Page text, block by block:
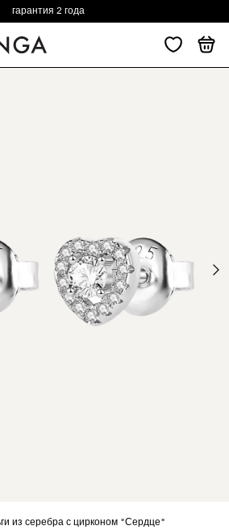
гарантия 2 года
из серебра с цирконом "Сердце"